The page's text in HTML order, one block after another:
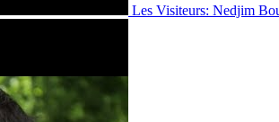
Les Visiteurs: Nedjim